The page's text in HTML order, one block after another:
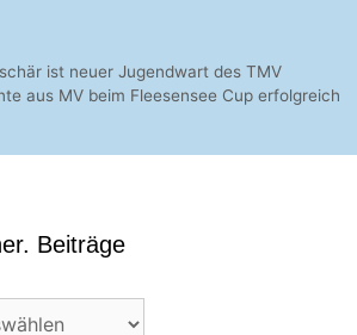
ist neuer Jugendwart des TMV
aus MV beim Fleesensee Cup erfolgreich
Beiträge